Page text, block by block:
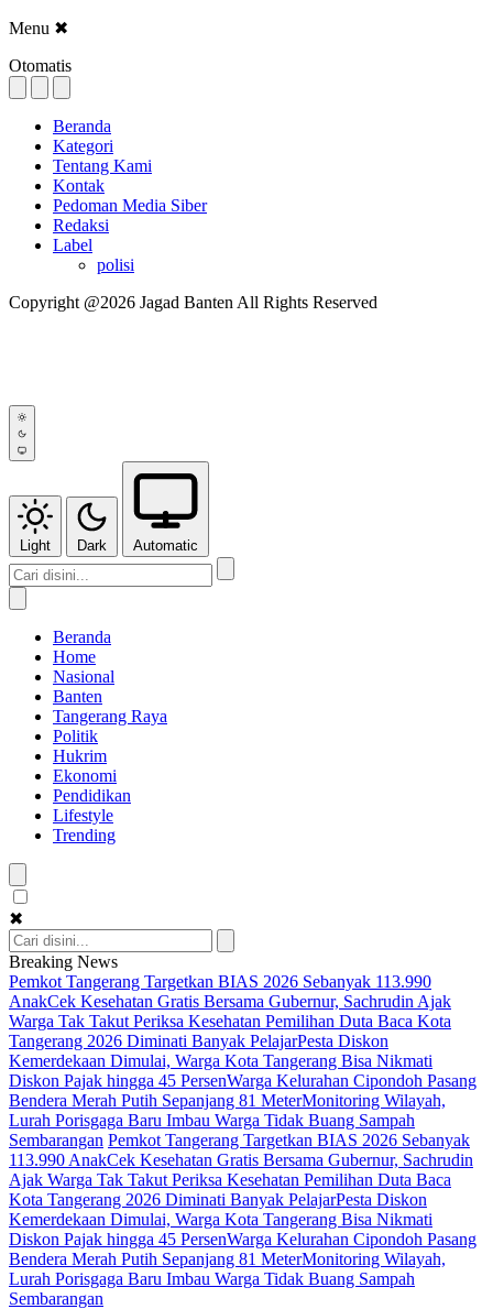
Menu ✖
Otomatis
Beranda
Kategori
Tentang Kami
Kontak
Pedoman Media Siber
Redaksi
Label
polisi
Copyright @2026 Jagad Banten All Rights Reserved
Light Dark Automatic
Beranda
Home
Nasional
Banten
Tangerang Raya
Politik
Hukrim
Ekonomi
Pendidikan
Lifestyle
Trending
✖
Breaking News
Pemkot Tangerang Targetkan BIAS 2026 Sebanyak 113.990
AnakCek Kesehatan Gratis Bersama Gubernur, Sachrudin Ajak
Warga Tak Takut Periksa Kesehatan Pemilihan Duta Baca Kota
Tangerang 2026 Diminati Banyak PelajarPesta Diskon
Kemerdekaan Dimulai, Warga Kota Tangerang Bisa Nikmati
Diskon Pajak hingga 45 PersenWarga Kelurahan Cipondoh Pasang
Bendera Merah Putih Sepanjang 81 MeterMonitoring Wilayah,
Lurah Porisgaga Baru Imbau Warga Tidak Buang Sampah
Sembarangan Pemkot Tangerang Targetkan BIAS 2026 Sebanyak
113.990 AnakCek Kesehatan Gratis Bersama Gubernur, Sachrudin
Ajak Warga Tak Takut Periksa Kesehatan Pemilihan Duta Baca
Kota Tangerang 2026 Diminati Banyak PelajarPesta Diskon
Kemerdekaan Dimulai, Warga Kota Tangerang Bisa Nikmati
Diskon Pajak hingga 45 PersenWarga Kelurahan Cipondoh Pasang
Bendera Merah Putih Sepanjang 81 MeterMonitoring Wilayah,
Lurah Porisgaga Baru Imbau Warga Tidak Buang Sampah
Sembarangan